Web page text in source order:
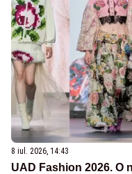
8 iul. 2026, 14:43
UAD Fashion 2026. O